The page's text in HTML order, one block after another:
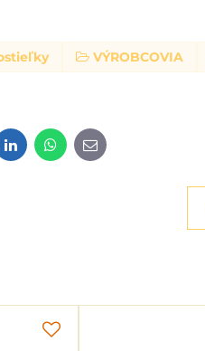
VÝROBCOVIA
LinkedInWhatsApp
E-
mail